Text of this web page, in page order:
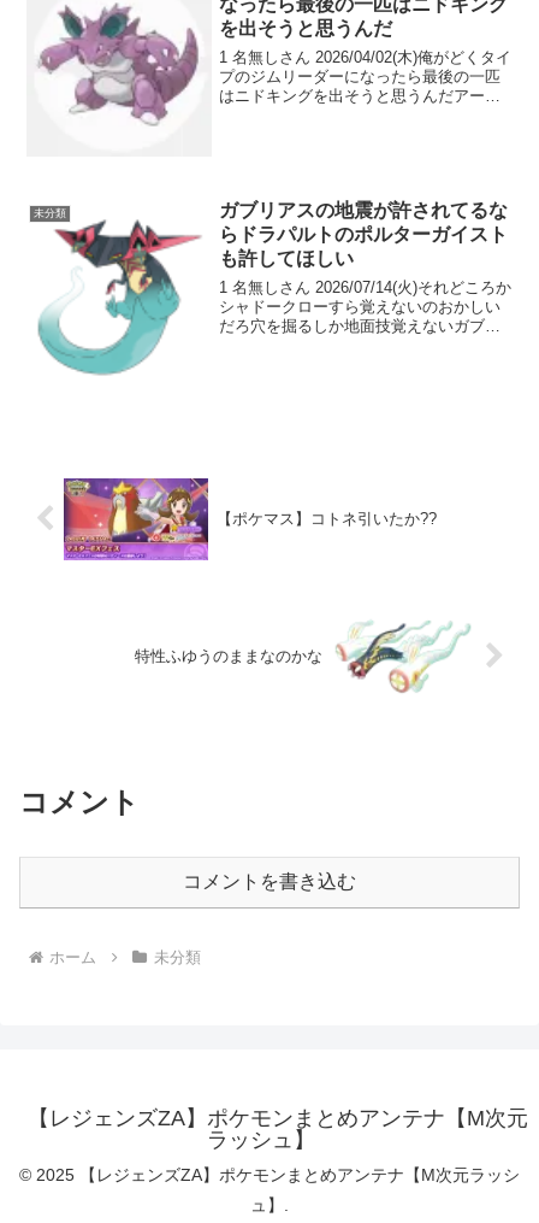
を出そうと思うんだ
1 名無しさん 2026/04/02(木)俺がどくタイ
プのジムリーダーになったら最後の一匹
はニドキングを出そうと思うんだアーボ
未分類
ガブリアスの地震が許されてるな
らドラパルトのポルターガイスト
も許してほしい
1 名無しさん 2026/07/14(火)それどころか
シャドークローすら覚えないのおかしい
だろ穴を掘るしか地面技覚えないガブリ
【ポケマス】コトネ引いたか??
特性ふゆうのままなのかな
コメント
コメントを書き込む
ホーム 未分類
【レジェンズZA】ポケモンまとめアンテナ【M次元
ラッシュ】
© 2025 【レジェンズZA】ポケモンまとめアンテナ【M次元ラッシ
ュ】.